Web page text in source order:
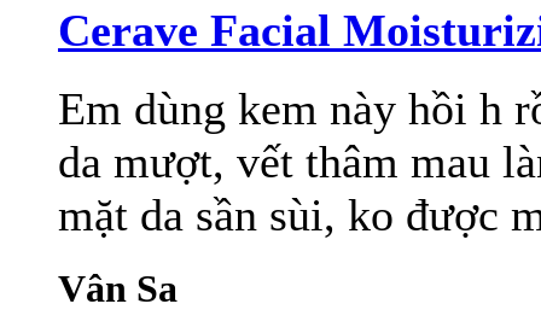
Cerave Facial
Em dùng kem này hồi h
da mượt, vết thâm mau
mặt da sần sùi, ko được
Vân Sa